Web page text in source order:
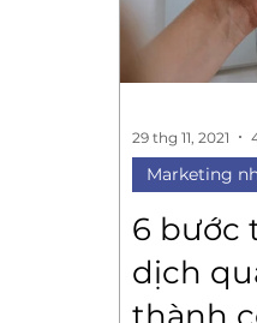
6 bước
dịch
Marketing
29 thg 11, 2021